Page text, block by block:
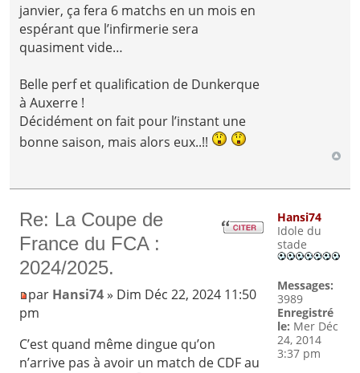
janvier, ça fera 6 matchs en un mois en
espérant que l’infirmerie sera
quasiment vide…
Belle perf et qualification de Dunkerque
à Auxerre !
Décidément on fait pour l’instant une
bonne saison, mais alors eux..!!
Re: La Coupe de
France du FCA :
2024/2025.
par Hansi74» Dim Déc 22, 2024 11:50
pm
C’est quand même dingue qu’on
n’arrive pas à avoir un match de CDF au
Hansi74
Idole du
stade
Messages:
3989
Enregistré
le: Mer Déc
24, 2014
3:37 pm